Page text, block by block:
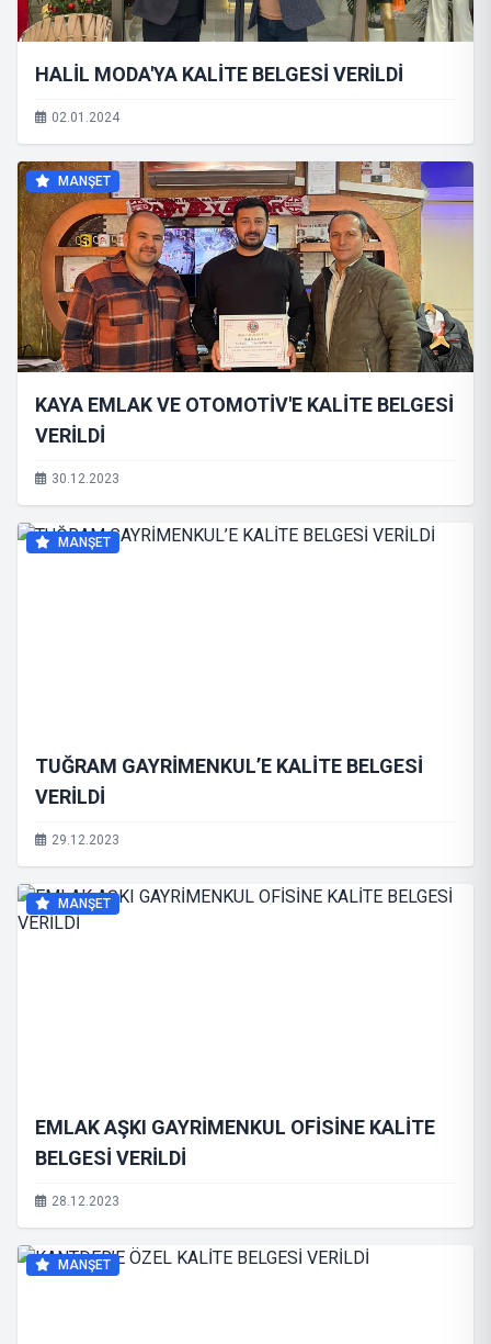
HALİL MODA'YA KALİTE BELGESİ VERİLDİ
02.01.2024
MANŞET
KAYA EMLAK VE OTOMOTİV'E KALİTE BELGESİ
VERİLDİ
30.12.2023
MANŞET
TUĞRAM GAYRİMENKUL’E KALİTE BELGESİ
VERİLDİ
29.12.2023
MANŞET
EMLAK AŞKI GAYRİMENKUL OFİSİNE KALİTE
BELGESİ VERİLDİ
28.12.2023
MANŞET